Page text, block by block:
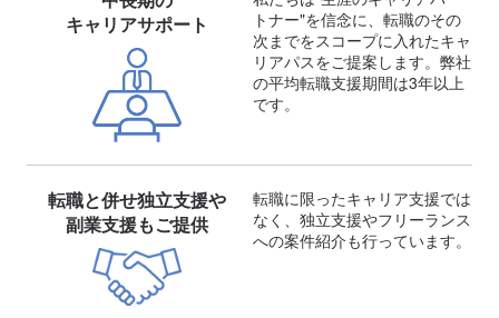
キャリアサポート
トナー"を信念に、転職のその
次までをスコープに入れたキャ
リアパスをご提案します。弊社
の平均転職支援期間は3年以上
です。
転職と併せ独立支援や
副業支援もご提供
転職に限ったキャリア支援では
なく、独立支援やフリーランス
への案件紹介も行っています。